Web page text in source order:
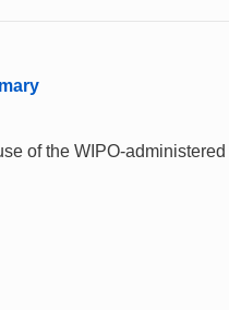
of the WIPO-